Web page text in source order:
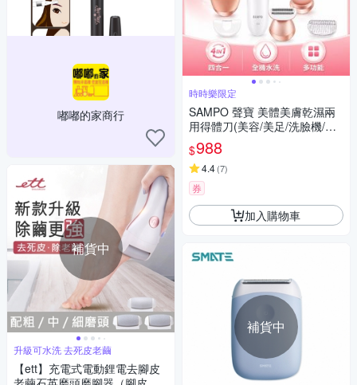
嘟嘟的家商行
補貨中
升級可水洗 去死皮老繭
【ett】充電式電動鋰電去腳皮
時時樂限定
SAMPO 聲寶 美體美膚乾濕兩
用得體刀(美容/美足/洗臉機/除
毛)(時時樂限定)
$988
4.4(7)
券
加入購物車
補貨中